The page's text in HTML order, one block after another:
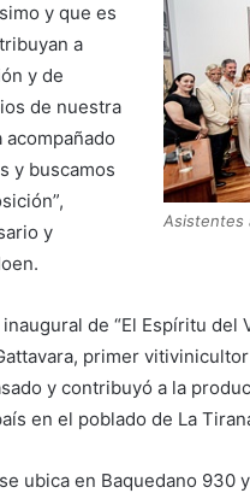
Asistentes
y que es
a
y de
de nuestra
y buscamos
y
de “El Espíritu
primer
y contribuyó a la
en el poblado de La
ubica en Baquedano